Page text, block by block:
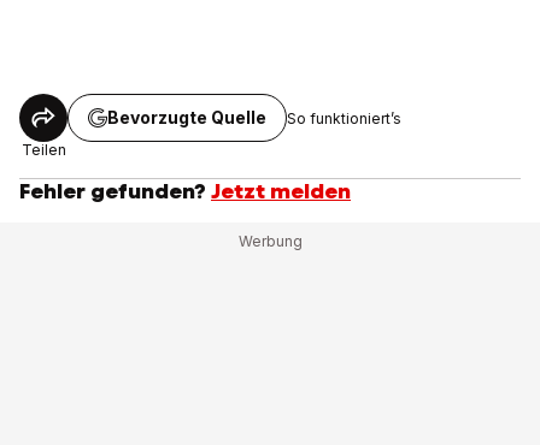
Teilen
Bevorzugte Quelle So funktioniert’s
Fehler gefunden? Jetzt melden